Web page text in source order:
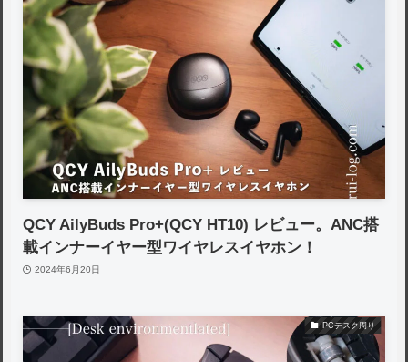
QCY AilyBuds Pro+(QCY HT10) レビュー。ANC搭
載インナーイヤー型ワイヤレスイヤホン！
2024年6月20日
PCデスク周り